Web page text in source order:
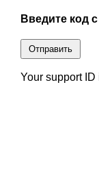
Введите код
Отправить
Your support